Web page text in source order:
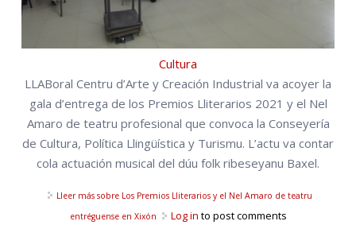
Cultura
LLABoral Centru d’Arte y Creación Industrial va acoyer la
gala d’entrega de los Premios Lliterarios 2021 y el Nel
Amaro de teatru profesional que convoca la Conseyería
de Cultura, Política Llingüística y Turismu. L’actu va contar
cola actuación musical del dúu folk ribeseyanu Baxel.
Lleer mássobre Los Premios Lliterarios y el Nel Amaro de teatru
entréguense en Xixón
Log in to post comments